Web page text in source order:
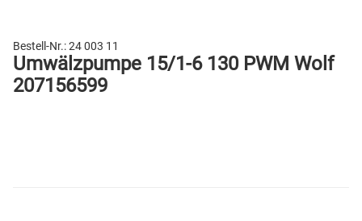
Bestell-Nr.:24 003 11
Umwälzpumpe 15/1-6 130 PWM Wolf
207156599